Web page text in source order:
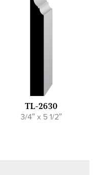
TL-2630
3/4″ x 5 1/2″